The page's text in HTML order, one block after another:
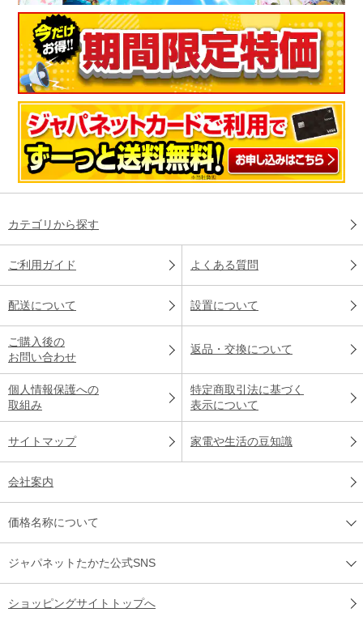
カテゴリから探す
ご利用ガイド よくある質問
配送について 設置について
ご購入後の
お問い合わせ
返品・交換について
個人情報保護への
取組み
特定商取引法に基づく
表示について
サイトマップ 家電や生活の豆知識
会社案内
価格名称について
ジャパネットたかた公式SNS
ショッピングサイトトップへ